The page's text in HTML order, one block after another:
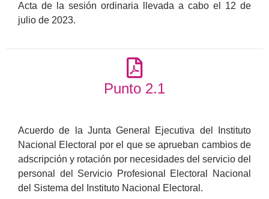
Acta de la sesión ordinaria llevada a cabo el 12 de
julio de 2023.
Punto 2.1
Acuerdo de la Junta General Ejecutiva del Instituto
Nacional Electoral por el que se aprueban cambios de
adscripción y rotación por necesidades del servicio del
personal del Servicio Profesional Electoral Nacional
del Sistema del Instituto Nacional Electoral.